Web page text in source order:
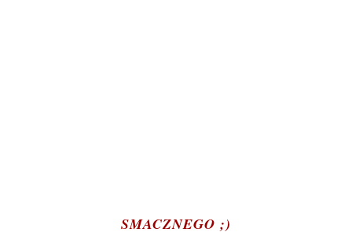
SMACZNEGO ;)